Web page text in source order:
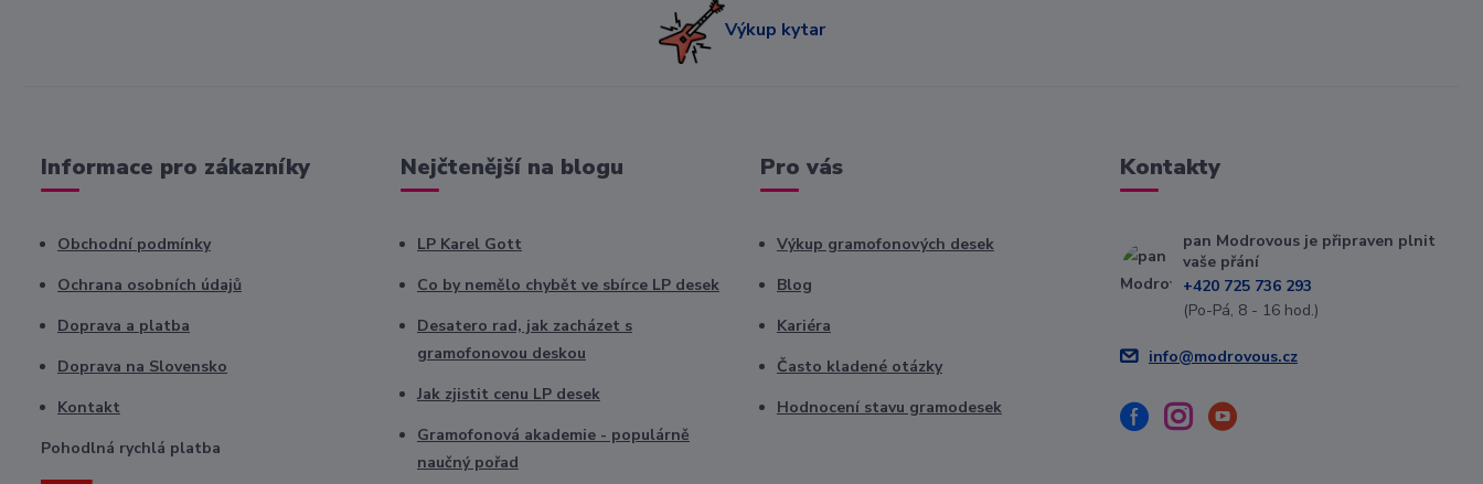
Výkup kytar
Informace pro zákazníky
Obchodní podmínky
Ochrana osobních údajů
Doprava a platba
Doprava na Slovensko
Kontakt
Pohodlná rychlá platba
Nejčtenější na blogu
LP Karel Gott
Co by nemělo chybět ve sbírce LP desek
Desatero rad, jak zacházet s
gramofonovou deskou
Jak zjistit cenu LP desek
Gramofonová akademie - populárně
naučný pořad
Pro vás
Výkup gramofonových desek
Blog
Kariéra
Často kladené otázky
Hodnocení stavu gramodesek
Kontakty
pan Modrovous je připraven plnit
vaše přání
+420 725 736 293
(Po-Pá, 8 - 16 hod.)
info@modrovous.cz